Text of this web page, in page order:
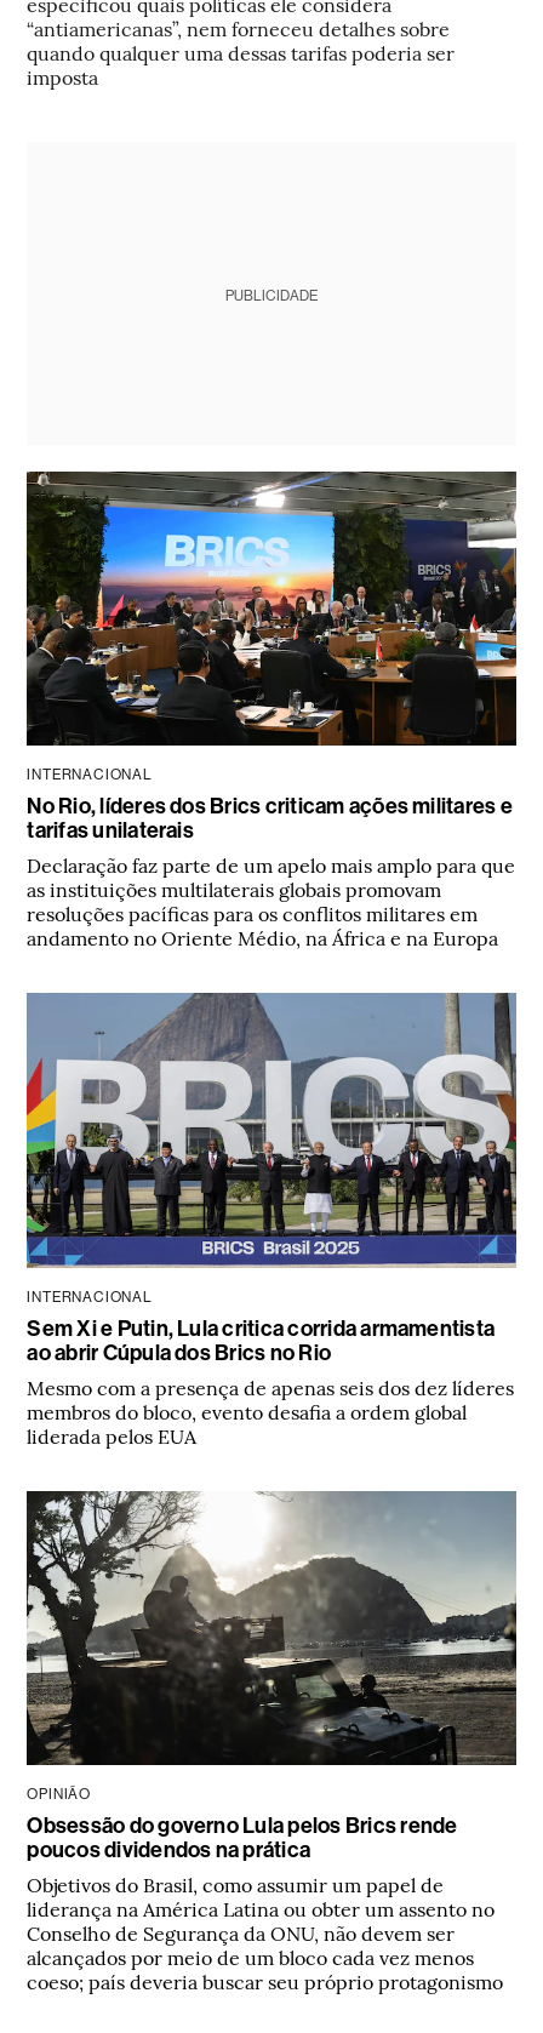
“antiamericanas”, nem forneceu detalhes sobre
quando qualquer uma dessas tarifas poderia ser
imposta
PUBLICIDADE
INTERNACIONAL
No Rio, líderes dos Brics criticam ações militares e
tarifas unilaterais
Declaração faz parte de um apelo mais amplo para que
as instituições multilaterais globais promovam
resoluções pacíficas para os conflitos militares em
andamento no Oriente Médio, na África e na Europa
INTERNACIONAL
Sem Xi e Putin, Lula critica corrida armamentista
ao abrir Cúpula dos Brics no Rio
Mesmo com a presença de apenas seis dos dez líderes
membros do bloco, evento desafia a ordem global
liderada pelos EUA
OPINIÃO
Obsessão do governo Lula pelos Brics rende
poucos dividendos na prática
Objetivos do Brasil, como assumir um papel de
liderança na América Latina ou obter um assento no
Conselho de Segurança da ONU, não devem ser
alcançados por meio de um bloco cada vez menos
coeso; país deveria buscar seu próprio protagonismo